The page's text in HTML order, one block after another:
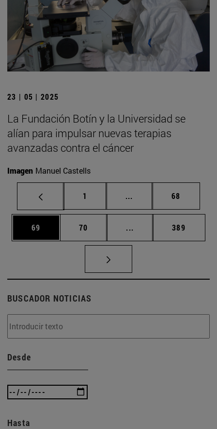
23 | 05 | 2025
La Fundación Botín y la Universidad se
alían para impulsar nuevas terapias
avanzadas contra el cáncer
Imagen Manuel Castells
Página
1 ... Páginas intermedias
Página
68
Página
69 Página
70 ... Páginas intermedias
Página
389
BUSCADOR NOTICIAS
Desde
Hasta